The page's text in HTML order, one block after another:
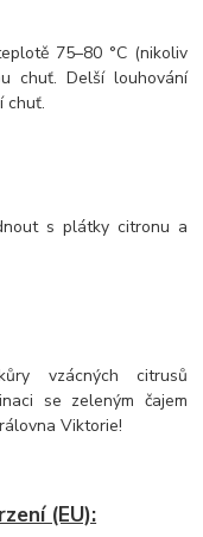
75–80 °C (nikoliv
chuť. Delší louhování
chuť.
s plátky citronu a
vzácných citrusů
se zeleným čajem
Viktorie!
(EU):